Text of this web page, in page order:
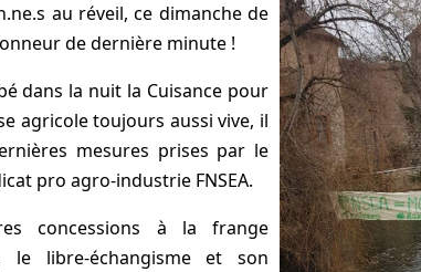
au réveil, ce dimanche de
de dernière minute !
dans la nuit la Cuisance pour
agricole toujours aussi vive, il
mesures prises par le
pro agro-industrie FNSEA.
concessions à la frange
le libre-échangisme et son